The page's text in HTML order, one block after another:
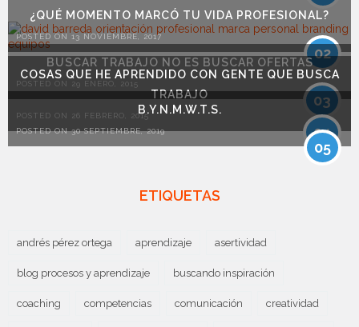
¿QUÉ MOMENTO MARCÓ TU VIDA PROFESIONAL?
POSTED ON 13 NOVIEMBRE, 2017
02
BUSCAR TRABAJO NO ES BUSCAR OFERTAS
POSTED ON 29 ENERO, 2015
03
COSAS QUE HE APRENDIDO CON GENTE QUE BUSCA
TRABAJO
POSTED ON 26 FEBRERO, 2015
04
B.Y.N.M.W.T.S.
POSTED ON 30 SEPTIEMBRE, 2019
05
ETIQUETAS
andrés pérez ortega aprendizaje asertividad
blog procesos y aprendizaje buscando inspiración
coaching competencias comunicación creatividad